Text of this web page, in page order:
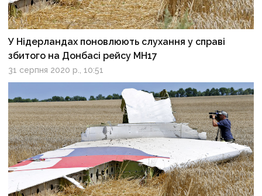
У Нідерландах поновлюють слухання у справі
збитого на Донбасі рейсу MH17
31 серпня 2020 р., 10:51